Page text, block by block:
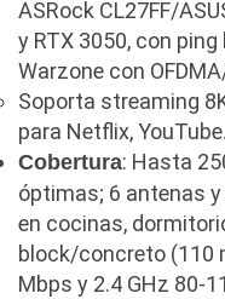
Audio y Sonido
Barras de sonido
Base para
Baterías (5)
Bluetooth (1)
Bombillas
Brother (5)
ASRock CL27FF/
y RTX 3050, con
Warzone con
Soporta streaming
para Netflix, YouTube.
Cobertura: Hasta
óptimas; 6 antenas
en cocinas,
block/concreto (110
Mbps y 2.4 GHz 80-